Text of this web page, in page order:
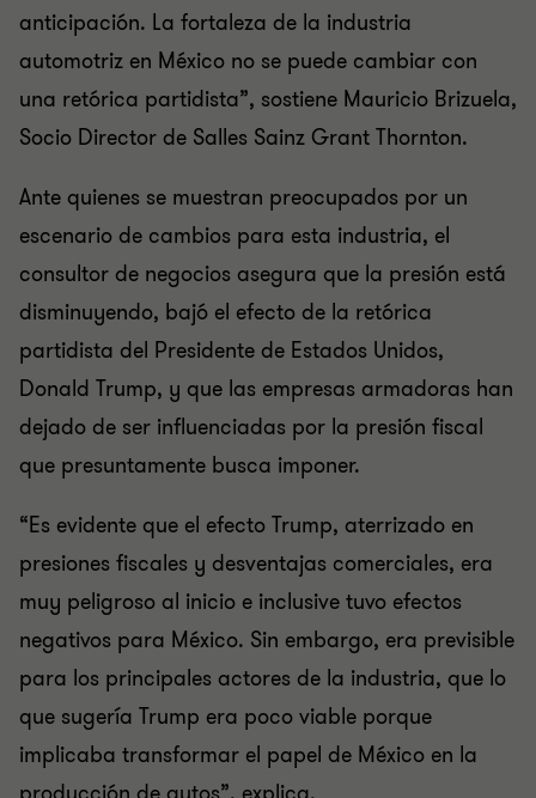
anticipación. La fortaleza de la industria
automotriz en México no se puede cambiar con
una retórica partidista”, sostiene Mauricio Brizuela,
Socio Director de Salles Sainz Grant Thornton.
Ante quienes se muestran preocupados por un
escenario de cambios para esta industria, el
consultor de negocios asegura que la presión está
disminuyendo, bajó el efecto de la retórica
partidista del Presidente de Estados Unidos,
Donald Trump, y que las empresas armadoras han
dejado de ser influenciadas por la presión fiscal
que presuntamente busca imponer.
“Es evidente que el efecto Trump, aterrizado en
presiones fiscales y desventajas comerciales, era
muy peligroso al inicio e inclusive tuvo efectos
negativos para México. Sin embargo, era previsible
para los principales actores de la industria, que lo
que sugería Trump era poco viable porque
implicaba transformar el papel de México en la